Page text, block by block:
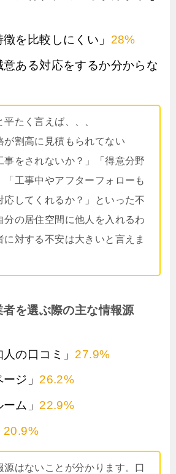
徴を比較しにくい」 28%
意ある対応をするか分からな
平たく言えば、、、
が割高に見積もられてない
事をされないか？」「得意分野
「工事中やアフターフォローも
応してくれるか？」といった不
分の居住空間に他人を入れるわ
に対する不安は大きいと言えま
者を選ぶ際の主な情報源
人の口コミ」 27.9%
ジ」 26.2%
ム」 22.9%
20.9%
源はないことが分かります。口